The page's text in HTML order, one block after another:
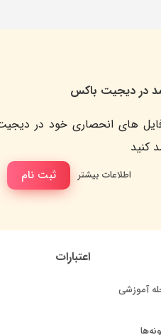
در دیجیت باکس
های انحصاری خود در
کنید
ثبت نام اطلاعات بیشتر
آموزشی
اعتبارات